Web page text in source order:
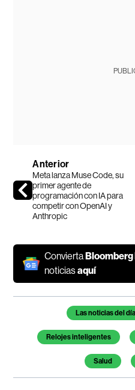
Anterior
Meta lanza Muse Code, su
primer agente de
programación con IA para
competir con OpenAI y
Anthropic
ConviertaBloomberg
noticiasaquí
Temas de este artículo
Las noticias del día
Relojes inteligentes
Salud